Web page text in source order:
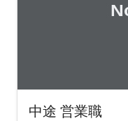
中途 営業職